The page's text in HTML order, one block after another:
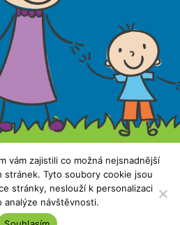
Copyright © 2019 ZŠ
vám zajistili co možná nejsnadnější
stránek. Tyto soubory cookie jsou
stránky, neslouží k personalizaci
analýze návštěvnosti.